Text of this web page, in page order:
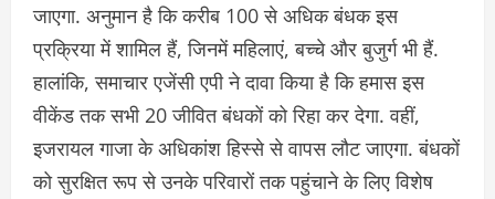
जाएगा. अनुमान है कि करीब 100 से अधिक बंधक इस
प्रक्रिया में शामिल हैं, जिनमें महिलाएं, बच्चे और बुजुर्ग भी हैं.
हालांकि, समाचार एजेंसी एपी ने दावा किया है कि हमास इस
वीकेंड तक सभी 20 जीवित बंधकों को रिहा कर देगा. वहीं,
इजरायल गाजा के अधिकांश हिस्से से वापस लौट जाएगा. बंधकों
को सुरक्षित रूप से उनके परिवारों तक पहुंचाने के लिए विशेष